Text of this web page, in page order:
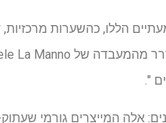
הללו, כהשערות מרכזיות,
המייצרים גורמי שעתוק-